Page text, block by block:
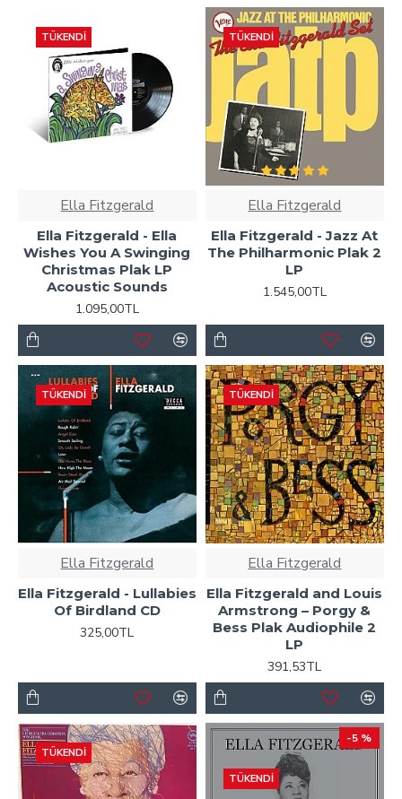
TÜKENDI
Ella Fitzgerald
Ella Fitzgerald - Ella
Wishes You A Swinging
Christmas Plak LP
Acoustic Sounds
1.095,00TL
TÜKENDI
Ella Fitzgerald
Ella Fitzgerald - Jazz At
The Philharmonic Plak 2
LP
1.545,00TL
TÜKENDI
Ella Fitzgerald
Ella Fitzgerald - Lullabies
Of Birdland CD
325,00TL
TÜKENDI
Ella Fitzgerald
Ella Fitzgerald and Louis
Armstrong ‎– Porgy &
Bess Plak Audiophile 2
LP
391,53TL
TÜKENDI
-5 %
TÜKENDI